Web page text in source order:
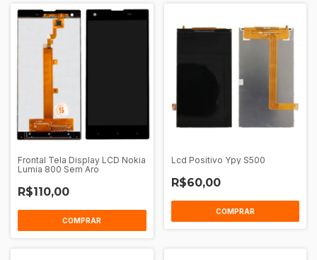
Frontal Tela Display LCD Nokia
Lumia 800 Sem Aro
R$110,00
COMPRAR
Lcd Positivo Ypy S500
R$60,00